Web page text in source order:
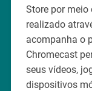
Store por meio
realizado
acompanha o
Chromecast
seus vídeos,
dispositivos